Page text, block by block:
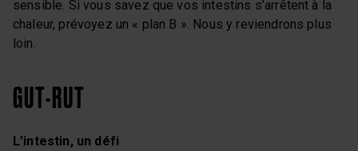
sensible. Si vous savez que vos intestins s’arrêtent à la
chaleur, prévoyez un « plan B ». Nous y reviendrons plus
loin.
GUT-RUT
L’intestin, un défi